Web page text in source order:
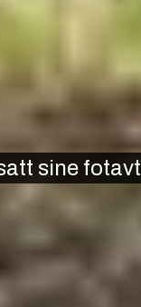
sine